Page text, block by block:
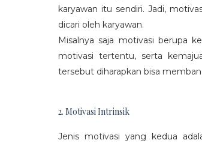
karyawan itu sendiri. Jadi,
dicari oleh karyawan.
Misalnya saja motivasi berupa
motivasi tertentu, serta
tersebut diharapkan bisa
2. Motivasi Intrinsik
Jenis motivasi yang kedua